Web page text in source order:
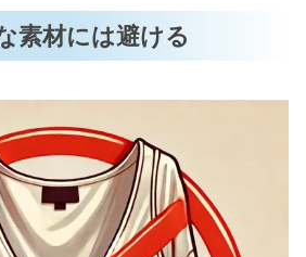
素材には避ける